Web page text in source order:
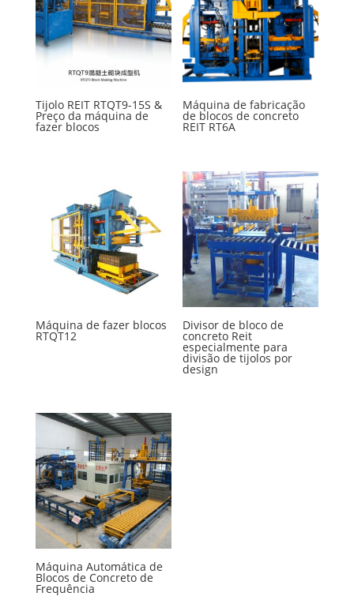
Tijolo REIT RTQT9-15S &
Preço da máquina de
fazer blocos
Máquina de fabricação
de blocos de concreto
REIT RT6A
Máquina de fazer blocos
RTQT12
Divisor de bloco de
concreto Reit
especialmente para
divisão de tijolos por
design
Máquina Automática de
Blocos de Concreto de
Frequência